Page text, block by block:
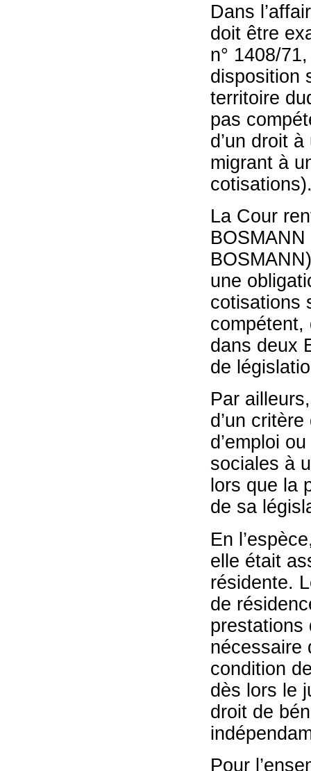
Dans
doit être
n° 1408/
disposition
territoire
pas
d’un droit
migrant à
La Cour
une
cotisations
compétent,
dans deux
de
Par
d’un
d’emploi
sociales à
lors que la
de sa
En
elle était
résidente.
de
prestations
nécessaire
condition
dès lors le
droit de
Pour